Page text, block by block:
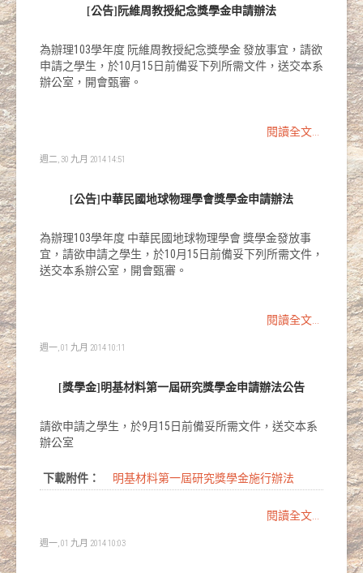
[公告]阮維周教授紀念獎學金申請辦法
為辦理103學年度 阮維周教授紀念獎學金 發放事宜，請欲
申請之學生，於10月15日前備妥下列所需文件，送交本系
辦公室，開會甄審。
閱讀全文...
週二, 30 九月 2014 14:51
[公告]中華民國地球物理學會獎學金申請辦法
為辦理103學年度 中華民國地球物理學會 獎學金發放事
宜，請欲申請之學生，於10月15日前備妥下列所需文件，
送交本系辦公室，開會甄審。
閱讀全文...
週一, 01 九月 2014 10:11
[獎學金]明基材料第一屆研究獎學金申請辦法公告
請欲申請之學生，於9月15日前備妥所需文件，送交本系
辦公室
下載附件： 明基材料第一屆研究獎學金施行辦法
閱讀全文...
週一, 01 九月 2014 10:03